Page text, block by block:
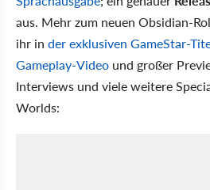
aus. Mehr zum neuen Obsidian-
ihr in der exklusiven GameStar-
Gameplay-Video und großer
Interviews und viele weitere
Worlds: